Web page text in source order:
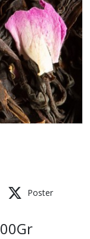
Poster